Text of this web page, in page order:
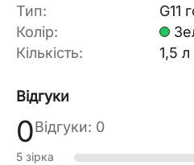
Тип:
G11
Колір:
Кількість:
1,5 л
Відгуки
0Відгуки: 0
5 зірка